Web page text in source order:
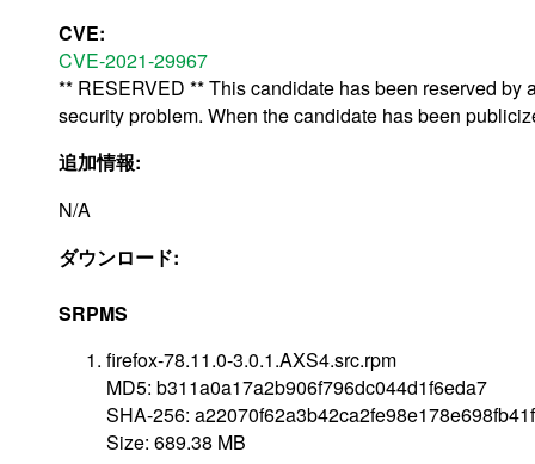
CVE:
CVE-2021-29967
** RESERVED ** This candidate has been reserved
security problem. When the candidate has been
追加情報:
N/A
ダウンロード:
SRPMS
firefox-78.11.0-3.0.1.AXS4.src.rpm
MD5: b311a0a17a2b906f796dc044d1f6eda7
SHA-256:
Size: 689.38 MB